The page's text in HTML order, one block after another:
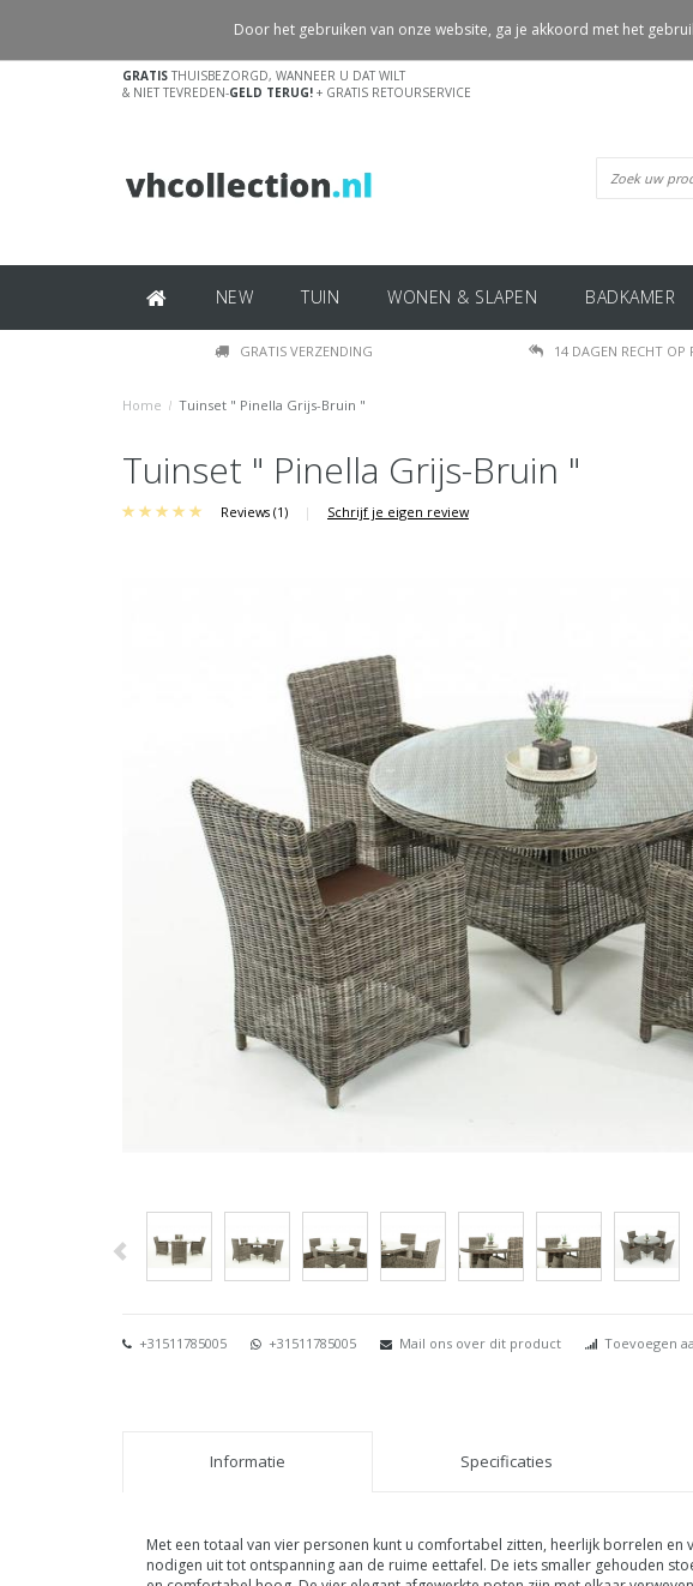
GRATIS THUISBEZORGD, WANNEER U DAT WILT
& NIET TEVREDEN-GELD TERUG! + GRATIS RETOURSERVICE
NEW TUIN WONEN & SLAPEN BADKAMER
GRATIS VERZENDING 14 DAGEN RECHT OP
Home / Tuinset " Pinella Grijs-Bruin "
Tuinset " Pinella Grijs-Bruin "
Reviews (1) | Schrijf je eigen review
+31511785005 +31511785005 Mail ons over dit product Toevoegen
Informatie Specificaties
Met een totaal van vier personen kunt u comfortabel zitten, heerlijk borrelen
nodigen uit tot ontspanning aan de ruime eettafel. De iets smaller gehouden
Door het gebruiken van onze website, ga je akkoord met het